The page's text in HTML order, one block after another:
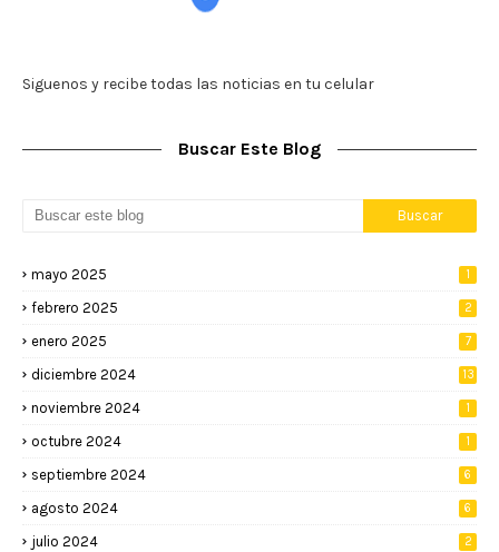
Siguenos y recibe todas las noticias en tu celular
Buscar Este Blog
mayo 2025 1
febrero 2025 2
enero 2025 7
diciembre 2024 13
noviembre 2024 1
octubre 2024 1
septiembre 2024 6
agosto 2024 6
julio 2024 2